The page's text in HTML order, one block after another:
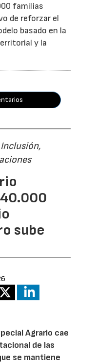
familias
de reforzar el
basado en la
y la
sube
Agrario cae
de las
se mantiene